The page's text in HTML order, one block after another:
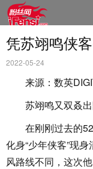
凭苏翊鸣侠
2022-05-24
来源：数英
苏翊鸣又双叒出
在刚刚过去的
化身“少年侠客”现
风路线不同，这次